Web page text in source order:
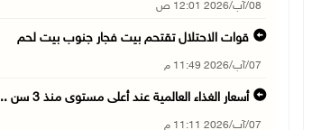
08/آب/2026 12:01 ص
قوات الاحتلال تقتحم بيت فجار جنوب بيت لحم
07/آب/2026 11:49 م
أسعار الغذاء العالمية عند أعلى مستوى منذ 3 سن ...
07/آب/2026 11:11 م